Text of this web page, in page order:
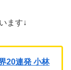
ます↓
20連発 小林